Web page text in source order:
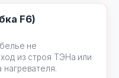
F6)
не
из строя ТЭНа или